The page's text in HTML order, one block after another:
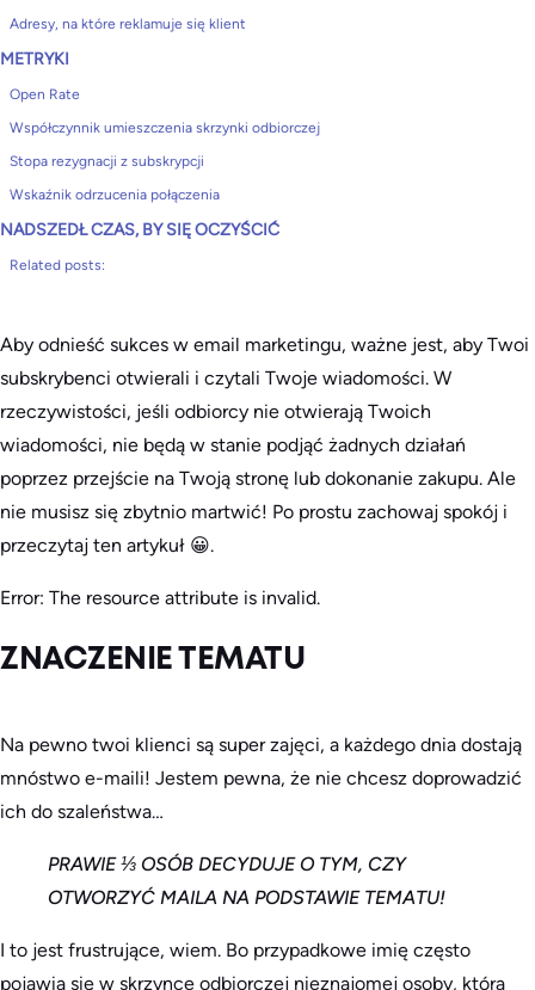
Adresy, na które reklamuje się klient
METRYKI
Open Rate
Współczynnik umieszczenia skrzynki odbiorczej
Stopa rezygnacji z subskrypcji
Wskaźnik odrzucenia połączenia
NADSZEDŁ CZAS, BY SIĘ OCZYŚCIĆ
Related posts:
Aby odnieść sukces w email marketingu, ważne jest, aby Twoi
subskrybenci otwierali i czytali Twoje wiadomości. W
rzeczywistości, jeśli odbiorcy nie otwierają Twoich
wiadomości, nie będą w stanie podjąć żadnych działań
poprzez przejście na Twoją stronę lub dokonanie zakupu. Ale
nie musisz się zbytnio martwić! Po prostu zachowaj spokój i
przeczytaj ten artykuł 😀.
Error: The resource attribute is invalid.
ZNACZENIE TEMATU
Na pewno twoi klienci są super zajęci, a każdego dnia dostają
mnóstwo e-maili! Jestem pewna, że nie chcesz doprowadzić
ich do szaleństwa…
PRAWIE ⅓ OSÓB DECYDUJE O TYM, CZY
OTWORZYĆ MAILA NA PODSTAWIE TEMATU!
I to jest frustrujące, wiem. Bo przypadkowe imię często
pojawia się w skrzynce odbiorczej nieznajomej osoby, która